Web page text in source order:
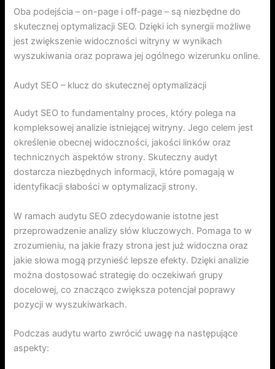
Oba podejścia – on-page i off-page – są niezbędne do
skutecznej optymalizacji SEO. Dzięki ich synergii możliwe
jest zwiększenie widoczności witryny w wynikach
wyszukiwania oraz poprawa jej ogólnego wizerunku online.
Audyt SEO – klucz do skutecznej optymalizacji
Audyt SEO to fundamentalny proces, który polega na
kompleksowej analizie istniejącej witryny. Jego celem jest
określenie obecnej widoczności, jakości linków oraz
technicznych aspektów strony. Skuteczny audyt
dostarcza niezbędnych informacji, które pomagają w
identyfikacji słabości w optymalizacji strony.
W ramach audytu SEO zdecydowanie istotne jest
przeprowadzenie analizy słów kluczowych. Pomaga to w
zrozumieniu, na jakie frazy strona jest już widoczna oraz
jakie słowa mogą przynieść lepsze efekty. Dzięki analizie
można dostosować strategię do oczekiwań grupy
docelowej, co znacząco zwiększa potencjał poprawy
pozycji w wyszukiwarkach.
Podczas audytu warto zwrócić uwagę na następujące
aspekty: